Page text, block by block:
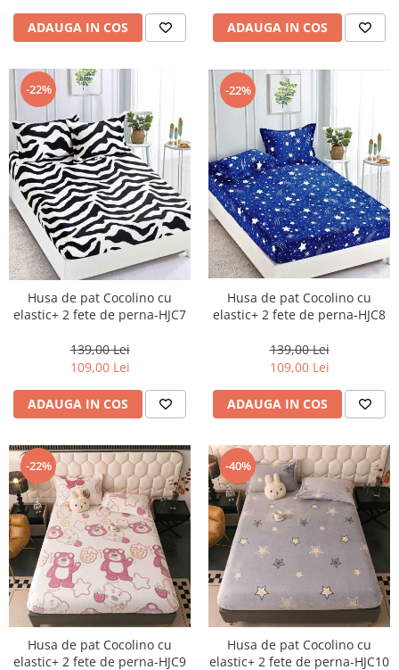
ADAUGA IN COS ADAUGA IN COS
-22%
Husa de pat Cocolino cu
elastic+ 2 fete de perna-HJC7
139,00 Lei
109,00 Lei
ADAUGA IN COS
-22%
Husa de pat Cocolino cu
elastic+ 2 fete de perna-HJC8
139,00 Lei
109,00 Lei
ADAUGA IN COS
-22%
Husa de pat Cocolino cu
elastic+ 2 fete de perna-HJC9
-40%
Husa de pat Cocolino cu
elastic+ 2 fete de perna-HJC10